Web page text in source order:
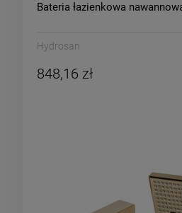
Bateria łazienkowa
Hydrosan
848,16 zł